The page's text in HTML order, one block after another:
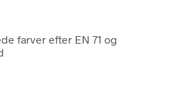
farver efter EN 71 og